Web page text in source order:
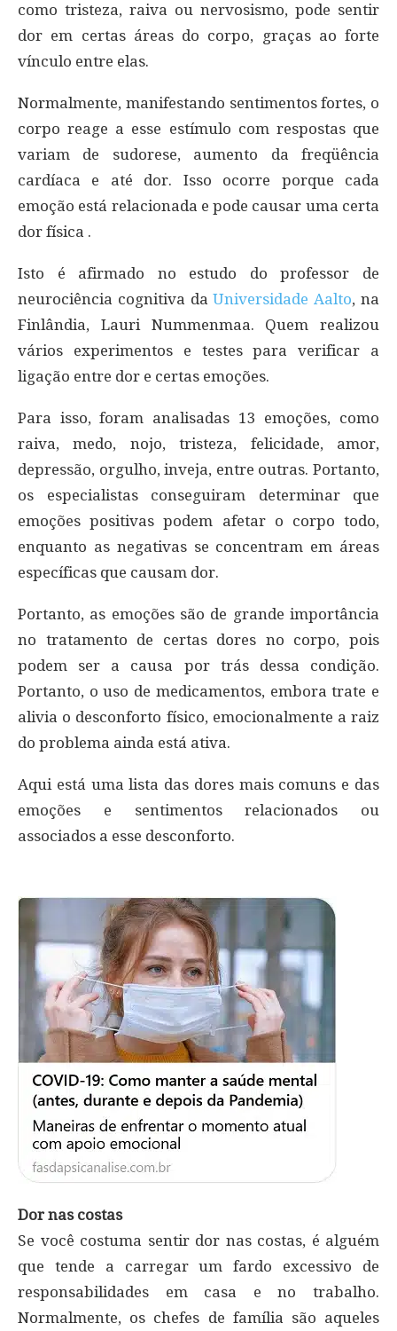
como tristeza, raiva ou nervosismo, pode sentir
dor em certas áreas do corpo, graças ao forte
vínculo entre elas.
Normalmente, manifestando sentimentos fortes, o
corpo reage a esse estímulo com respostas que
variam de sudorese, aumento da freqüência
cardíaca e até dor. Isso ocorre porque cada
emoção está relacionada e pode causar uma certa
dor física .
Isto é afirmado no estudo do professor de
neurociência cognitiva daUniversidade Aalto, na
Finlândia, Lauri Nummenmaa. Quem realizou
vários experimentos e testes para verificar a
ligação entre dor e certas emoções.
Para isso, foram analisadas 13 emoções, como
raiva, medo, nojo, tristeza, felicidade, amor,
depressão, orgulho, inveja, entre outras. Portanto,
os especialistas conseguiram determinar que
emoções positivas podem afetar o corpo todo,
enquanto as negativas se concentram em áreas
específicas que causam dor.
Portanto, as emoções são de grande importância
no tratamento de certas dores no corpo, pois
podem ser a causa por trás dessa condição.
Portanto, o uso de medicamentos, embora trate e
alivia o desconforto físico, emocionalmente a raiz
do problema ainda está ativa.
Aqui está uma lista das dores mais comuns e das
emoções e sentimentos relacionados ou
associados a esse desconforto.
Dor nas costas
Se você costuma sentir dor nas costas, é alguém
que tende a carregar um fardo excessivo de
responsabilidades em casa e no trabalho.
Normalmente, os chefes de família são aqueles